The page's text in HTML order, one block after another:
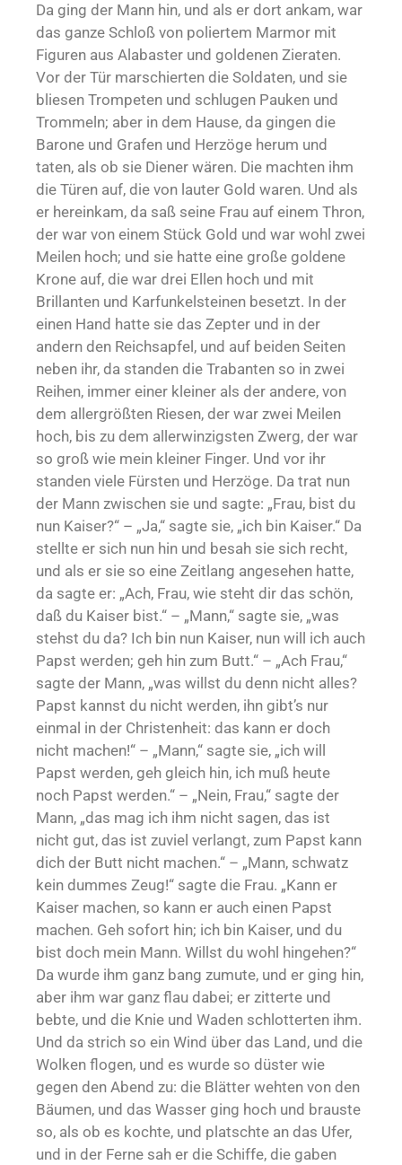
Da ging der Mann hin, und als er dort ankam, war
das ganze Schloß von poliertem Marmor mit
Figuren aus Alabaster und goldenen Zieraten.
Vor der Tür marschierten die Soldaten, und sie
bliesen Trompeten und schlugen Pauken und
Trommeln; aber in dem Hause, da gingen die
Barone und Grafen und Herzöge herum und
taten, als ob sie Diener wären. Die machten ihm
die Türen auf, die von lauter Gold waren. Und als
er hereinkam, da saß seine Frau auf einem Thron,
der war von einem Stück Gold und war wohl zwei
Meilen hoch; und sie hatte eine große goldene
Krone auf, die war drei Ellen hoch und mit
Brillanten und Karfunkelsteinen besetzt. In der
einen Hand hatte sie das Zepter und in der
andern den Reichsapfel, und auf beiden Seiten
neben ihr, da standen die Trabanten so in zwei
Reihen, immer einer kleiner als der andere, von
dem allergrößten Riesen, der war zwei Meilen
hoch, bis zu dem allerwinzigsten Zwerg, der war
so groß wie mein kleiner Finger. Und vor ihr
standen viele Fürsten und Herzöge. Da trat nun
der Mann zwischen sie und sagte: „Frau, bist du
nun Kaiser?“ – „Ja,“ sagte sie, „ich bin Kaiser.“ Da
stellte er sich nun hin und besah sie sich recht,
und als er sie so eine Zeitlang angesehen hatte,
da sagte er: „Ach, Frau, wie steht dir das schön,
daß du Kaiser bist.“ – „Mann,“ sagte sie, „was
stehst du da? Ich bin nun Kaiser, nun will ich auch
Papst werden; geh hin zum Butt.“ – „Ach Frau,“
sagte der Mann, „was willst du denn nicht alles?
Papst kannst du nicht werden, ihn gibt’s nur
einmal in der Christenheit: das kann er doch
nicht machen!“ – „Mann,“ sagte sie, „ich will
Papst werden, geh gleich hin, ich muß heute
noch Papst werden.“ – „Nein, Frau,“ sagte der
Mann, „das mag ich ihm nicht sagen, das ist
nicht gut, das ist zuviel verlangt, zum Papst kann
dich der Butt nicht machen.“ – „Mann, schwatz
kein dummes Zeug!“ sagte die Frau. „Kann er
Kaiser machen, so kann er auch einen Papst
machen. Geh sofort hin; ich bin Kaiser, und du
bist doch mein Mann. Willst du wohl hingehen?“
Da wurde ihm ganz bang zumute, und er ging hin,
aber ihm war ganz flau dabei; er zitterte und
bebte, und die Knie und Waden schlotterten ihm.
Und da strich so ein Wind über das Land, und die
Wolken flogen, und es wurde so düster wie
gegen den Abend zu: die Blätter wehten von den
Bäumen, und das Wasser ging hoch und brauste
so, als ob es kochte, und platschte an das Ufer,
und in der Ferne sah er die Schiffe, die gaben